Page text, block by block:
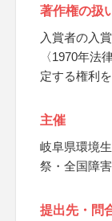
著作権の扱
入賞者の入
〈1970年法
定する権利
主催
岐阜県環境
祭・全国障
提出先・問